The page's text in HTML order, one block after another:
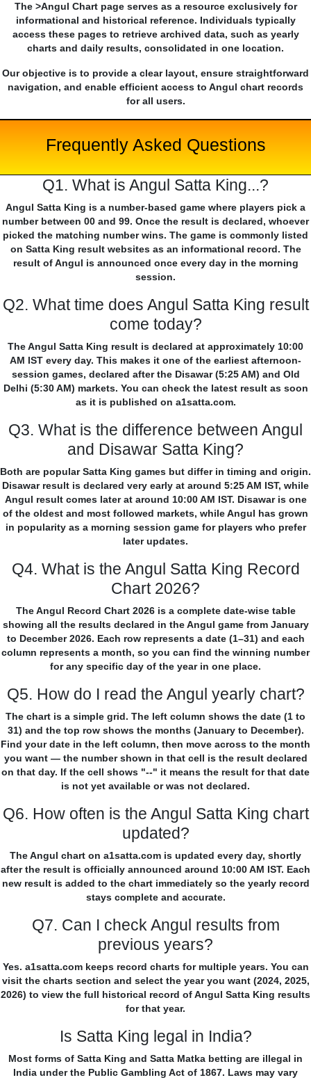
The >Angul Chart page serves as a resource exclusively for
informational and historical reference. Individuals typically
access these pages to retrieve archived data, such as yearly
charts and daily results, consolidated in one location.
Our objective is to provide a clear layout, ensure straightforward
navigation, and enable efficient access to Angul chart records
for all users.
Frequently Asked Questions
Q1. What is Angul Satta King...?
Angul Satta King is a number-based game where players pick a
number between 00 and 99. Once the result is declared, whoever
picked the matching number wins. The game is commonly listed
on Satta King result websites as an informational record. The
result of Angul is announced once every day in the morning
session.
Q2. What time does Angul Satta King result
come today?
The Angul Satta King result is declared at approximately 10:00
AM IST every day. This makes it one of the earliest afternoon-
session games, declared after the Disawar (5:25 AM) and Old
Delhi (5:30 AM) markets. You can check the latest result as soon
as it is published on a1satta.com.
Q3. What is the difference between Angul
and Disawar Satta King?
Both are popular Satta King games but differ in timing and origin.
Disawar result is declared very early at around 5:25 AM IST, while
Angul result comes later at around 10:00 AM IST. Disawar is one
of the oldest and most followed markets, while Angul has grown
in popularity as a morning session game for players who prefer
later updates.
Q4. What is the Angul Satta King Record
Chart 2026?
The Angul Record Chart 2026 is a complete date-wise table
showing all the results declared in the Angul game from January
to December 2026. Each row represents a date (1–31) and each
column represents a month, so you can find the winning number
for any specific day of the year in one place.
Q5. How do I read the Angul yearly chart?
The chart is a simple grid. The left column shows the date (1 to
31) and the top row shows the months (January to December).
Find your date in the left column, then move across to the month
you want — the number shown in that cell is the result declared
on that day. If the cell shows "--" it means the result for that date
is not yet available or was not declared.
Q6. How often is the Angul Satta King chart
updated?
The Angul chart on a1satta.com is updated every day, shortly
after the result is officially announced around 10:00 AM IST. Each
new result is added to the chart immediately so the yearly record
stays complete and accurate.
Q7. Can I check Angul results from
previous years?
Yes. a1satta.com keeps record charts for multiple years. You can
visit the charts section and select the year you want (2024, 2025,
2026) to view the full historical record of Angul Satta King results
for that year.
Is Satta King legal in India?
Most forms of Satta King and Satta Matka betting are illegal in
India under the Public Gambling Act of 1867. Laws may vary